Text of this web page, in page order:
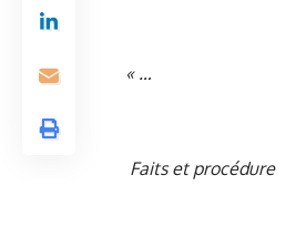
« …
Faits et procédure